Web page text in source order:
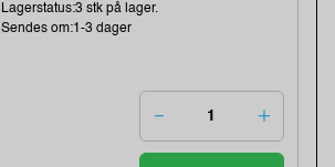
Lagerstatus:3 stk på lager.
Sendes om:1-3 dager